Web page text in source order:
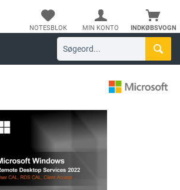
INDKØBSVOGN
NOTESBLOK MIN KONTO